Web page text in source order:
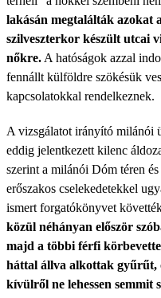
lakásán megtalálták azokat
szilveszterkor készült utcai
nőkre. A hatóságok azzal
fennállt külföldre szökésük
kapcsolatokkal rendelkeznek.
A vizsgálatot irányító milánói
eddig jelentkezett kilenc
szerint a milánói Dóm téren
erőszakos cselekedetekkel
ismert forgatókönyvet
közül néhányan először
majd a többi férfi
háttal állva alkottak
kívülről ne lehessen semmit